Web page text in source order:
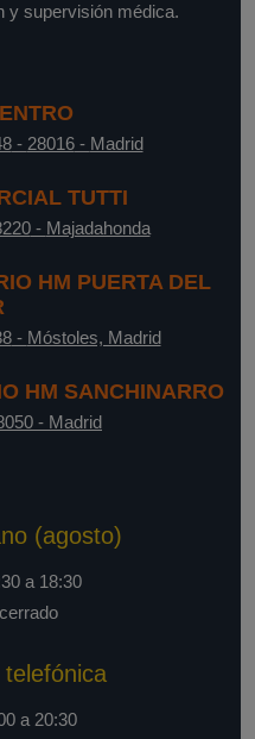
y supervisión médica.
- 28016- Madrid
TUTTI
- Majadahonda
HM PUERTA DEL
- Móstoles, Madrid
HM SANCHINARRO
- Madrid
(agosto)
a 18:30
a 20:30